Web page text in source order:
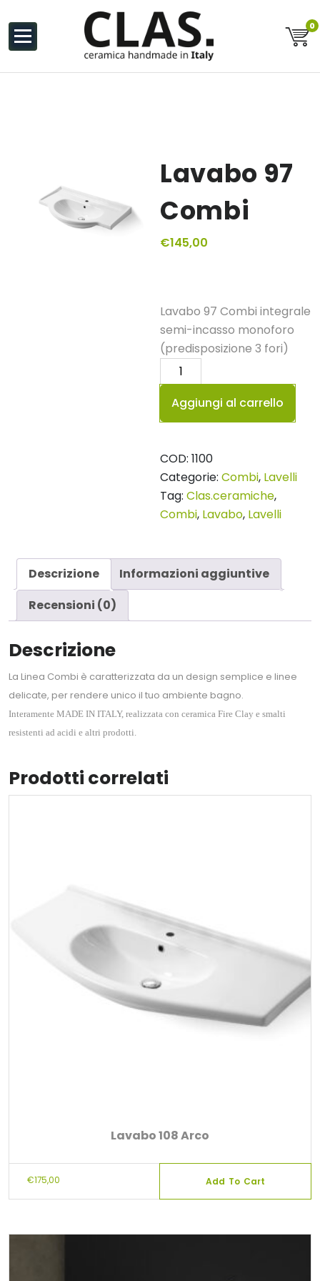
contenuto
0
Lavabo 97
Combi
€145,00
Lavabo 97 Combi integrale
semi-incasso monoforo
(predisposizione 3 fori)
Lavabo
97
Combi
quantità
Aggiungi al carrello
COD: 1100
Categorie: Combi, Lavelli
Tag: Clas.ceramiche,
Combi, Lavabo, Lavelli
Descrizione
Informazioni aggiuntive
Recensioni (0)
Descrizione
La Linea Combi è caratterizzata da un design semplice e linee
delicate, per rendere unico il tuo ambiente bagno.
Interamente MADE IN ITALY, realizzata con ceramica Fire Clay e smalti
resistenti ad acidi e altri prodotti.
Prodotti correlati
Lavabo 108 Arco
€175,00 Add To Cart